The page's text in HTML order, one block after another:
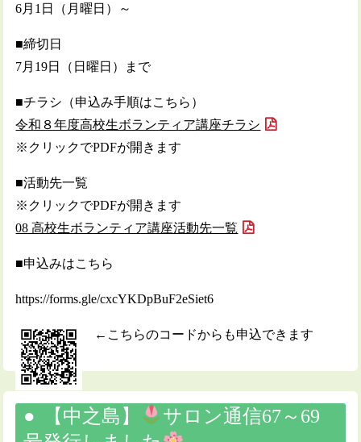
6月1日（月曜日）～
■締切日
7月19日（日曜日）まで
■チラシ（申込み手順はこちら）
令和８年度高校生ボランティア講座チラシ
※クリックでPDFが開きます
■活動先一覧
※クリックでPDFが開きます
08 高校生ボランティア講座活動先一覧
■申込みはこちら
https://forms.gle/cxcYKDpBuF2eSiet6
←こちらのコードからも申込できます
【中之島】
サロン通信67～69